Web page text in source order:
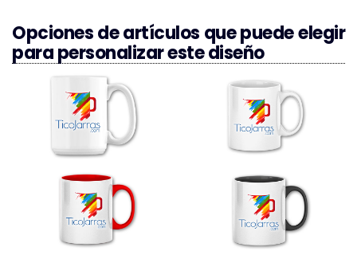
Opciones de artículos que puede elegir
para personalizar este diseño